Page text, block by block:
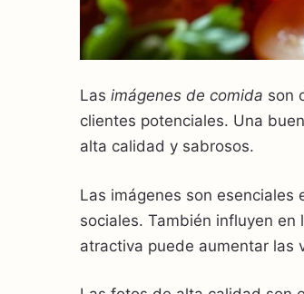
Las imágenes de comida son
clientes potenciales. Una
alta calidad y sabrosos.
Las imágenes son esenciales
sociales. También influyen
atractiva puede aumentar las